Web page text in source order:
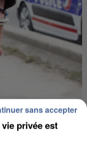
MAFIA
privée est
sans accepter